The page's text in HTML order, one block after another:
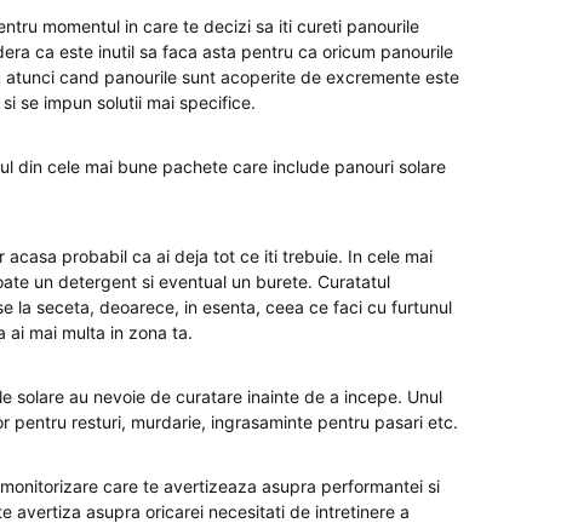
momentul in care te decizi sa iti cureti panourile
ca este inutil sa faca asta pentru ca oricum panourile
cand panourile sunt acoperite de excremente este
se impun solutii mai specifice.
din cele mai bune pachete care include panouri solare
probabil ca ai deja tot ce iti trebuie. In cele mai
un detergent si eventual un burete. Curatatul
la seceta, deoarece, in esenta, ceea ce faci cu furtunul
ai mai multa in zona ta.
solare au nevoie de curatare inainte de a incepe. Unul
pentru resturi, murdarie, ingrasaminte pentru pasari etc.
care te avertizeaza asupra performantei si
avertiza asupra oricarei necesitati de intretinere a